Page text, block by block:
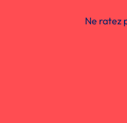
Ne ratez